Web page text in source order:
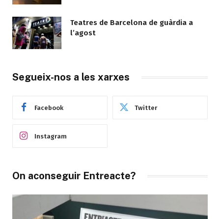
Teatres de Barcelona de guàrdia a
l’agost
Segueix-nos a les xarxes
Facebook Twitter
Instagram
On aconseguir Entreacte?